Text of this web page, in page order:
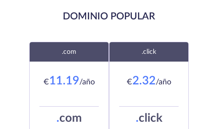
DOMINIO POPULAR
.com
€11.19/año
.com
.click
€2.32/año
.click